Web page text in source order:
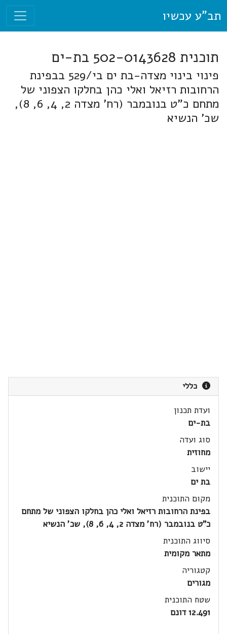
תב"ע עכשיו
תוכנית 502-0143628 בת-ים
פינוי בינוי מצדה-בת ים בי/529 בבפינת
הרחובות רזיאל ואלי כהן בחלקו הצפוני של
מתחם כ"ט בנובמבר (רח' מצדה 2, 4, 6, 8),
שכ' הנשיא
כללי
ועדת תכנון
בת-ים
סוג ועדה
מחוזית
יישוב
בת ים
מקום התוכנית
בפינת הרחובות רזיאל ואלי כהן בחלקו הצפוני של מתחם
כ"ט בנובמבר (רח' מצדה 2, 4, 6, 8), שכ' הנשיא
סיווג התוכנית
מתאר מקומית
קטגוריה
מגורים
שטח התוכנית
12.491 דונם